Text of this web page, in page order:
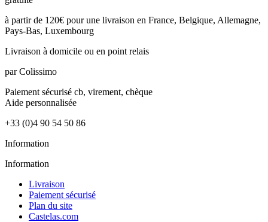
à partir de 120€ pour une livraison en France, Belgique, Allemagne,
Pays-Bas, Luxembourg
Livraison à domicile ou en point relais
par Colissimo
Paiement sécurisé cb, virement, chèque
Aide personnalisée
+33 (0)4 90 54 50 86
Information
Information
Livraison
Paiement sécurisé
Plan du site
Castelas.com